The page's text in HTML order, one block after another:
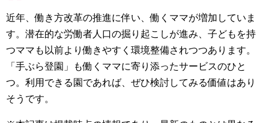
近年、働き方改革の推進に伴い、働くママが増加していま
す。潜在的な労働者人口の掘り起こしが進み、子どもを持
つママも以前より働きやすく環境整備されつつあります。
「手ぶら登園」も働くママに寄り添ったサービスのひと
つ。利用できる園であれば、ぜひ検討してみる価値はあり
そうです。